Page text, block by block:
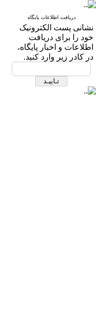
دریافت اطلاعات پایگاه
نشانی پست الکترونیک
خود را برای دریافت
اطلاعات و اخبار پایگاه،
در کادر زیر وارد کنید.